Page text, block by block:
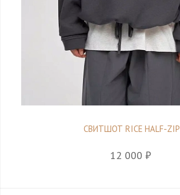
СВИТШОТ RICE HALF-ZIP
12 000 ₽